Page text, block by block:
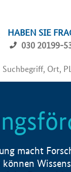
HABEN SIE
030 20199-
macht